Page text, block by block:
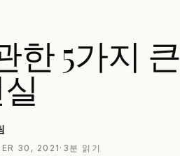
한 5가지 큰
30, 2021 · 3분 읽기